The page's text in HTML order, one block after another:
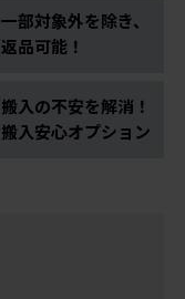
一部対象外を除き、
返品可能！
搬入の不安を解消！
搬入安心オプション